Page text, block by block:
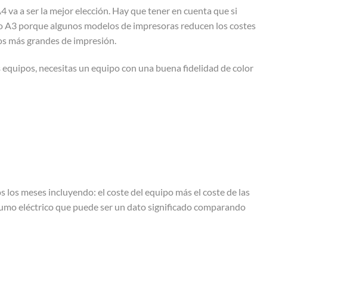
a ser la mejor elección. Hay que tener en cuenta que si
porque algunos modelos de impresoras reducen los costes
más grandes de impresión.
necesitas un equipo con una buena fidelidad de color
meses incluyendo: el coste del equipo más el coste de las
eléctrico que puede ser un dato significado comparando